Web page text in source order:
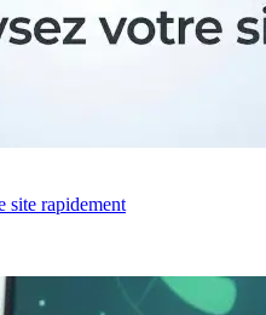
site rapidement